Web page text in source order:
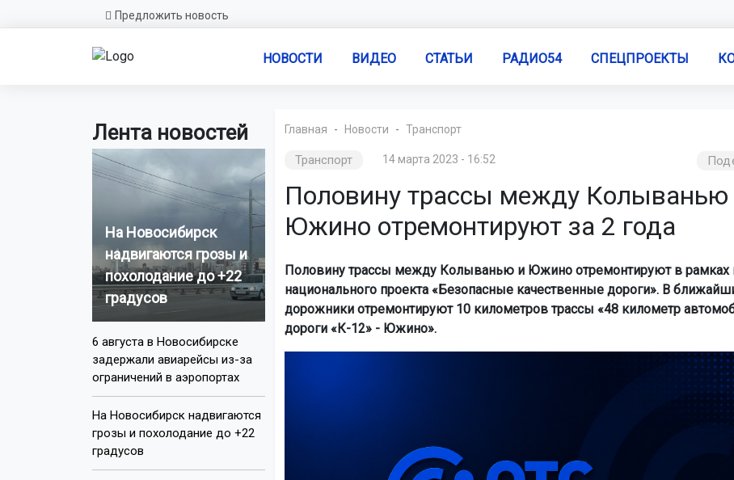
Предложить новость
НОВОСТИ ВИДЕО СТАТЬИ РАДИО54 СПЕЦПРОЕКТЫ
Лента новостей
На Новосибирск
надвигаются грозы и
похолодание до +22
градусов
6 августа в Новосибирске
задержали авиарейсы из-за
ограничений в аэропортах
На Новосибирск надвигаются
грозы и похолодание до +22
градусов
Главная Новости Транспорт
Транспорт 14 марта 2023 - 16:52
Половину трассы между Колыванью
Южино отремонтируют за 2 года
Половину трассы между Колыванью и Южино отремонтируют в рамках
национального проекта «Безопасные качественные дороги». В
дорожники отремонтируют 10 километров трассы «48 километр
дороги «К-12» - Южино».